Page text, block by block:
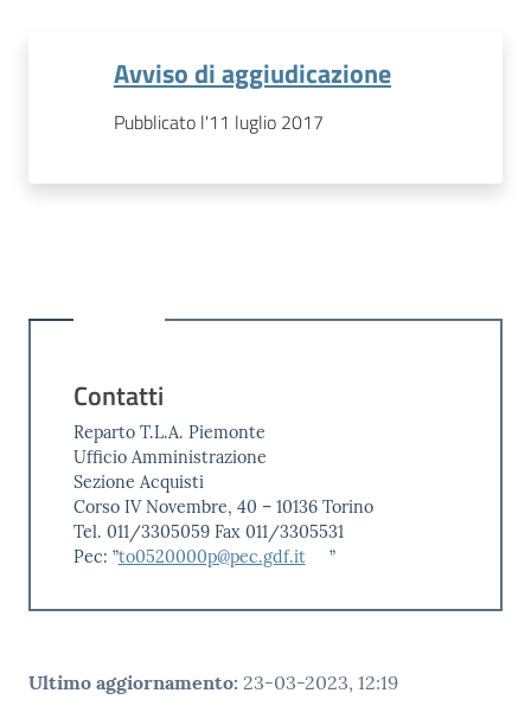
Avviso di aggiudicazione
Pubblicato l'11 luglio 2017
Contatti
Reparto T.L.A. Piemonte
Ufficio Amministrazione
Sezione Acquisti
Corso IV Novembre, 40 – 10136 Torino
Tel. 011/3305059 Fax 011/3305531
Pec: ”to0520000p@pec.gdf.it ”
Ultimo aggiornamento: 23-03-2023, 12:19